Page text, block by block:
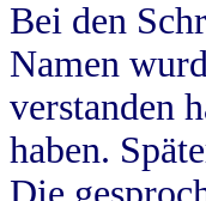
Bei den
Namen
verstanden
haben.